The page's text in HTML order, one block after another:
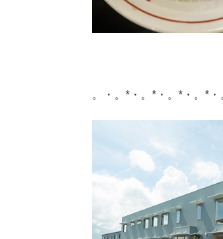
。・。*・。*・。*・。*